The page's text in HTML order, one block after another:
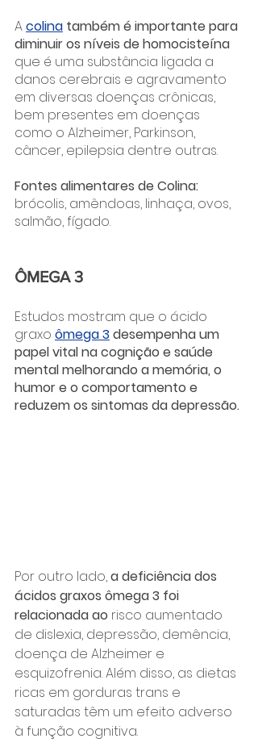
A colina também é importante para
diminuir os níveis de homocisteína
que é uma substância ligada a
danos cerebrais e agravamento
em diversas doenças crônicas,
bem presentes em doenças
como o Alzheimer, Parkinson,
câncer, epilepsia dentre outras.
Fontes alimentares de Colina:
brócolis, amêndoas, linhaça, ovos,
salmão, fígado.
ÔMEGA 3
Estudos mostram que o ácido
graxo ômega 3 desempenha um
papel vital na cognição e saúde
mental melhorando a memória, o
humor e o comportamento e
reduzem os sintomas da depressão.
Por outro lado, a deficiência dos
ácidos graxos ômega 3 foi
relacionada ao risco aumentado
de dislexia, depressão, demência,
doença de Alzheimer e
esquizofrenia. Além disso, as dietas
ricas em gorduras trans e
saturadas têm um efeito adverso
à função cognitiva.